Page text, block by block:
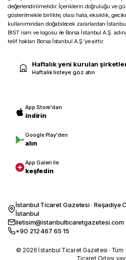
değerlendirilmelidir. İçeriklerin doğruluğu ve
gösterilmekle birlikte, olası hata, eksiklik,
kullanımından doğabilecek zararlardan
BIST isim ve logosu ile Borsa İstanbul A.Ş.
telif hakları Borsa İstanbul A.Ş.’ye aittir.
Haftalık yeni kurulan
Haftalık listeye göz atın
App Store'dan
indirin
Google Play'den
alın
App Galeri ile
keşfedin
İstanbul Ticaret Gazetesi · Reşadiye
İstanbul
iletisim@istanbulticaretgazetesi.com
+90 212 467 65 15
© 2026 İstanbul Ticaret Gazetesi · Tüm
Ticaret Odası